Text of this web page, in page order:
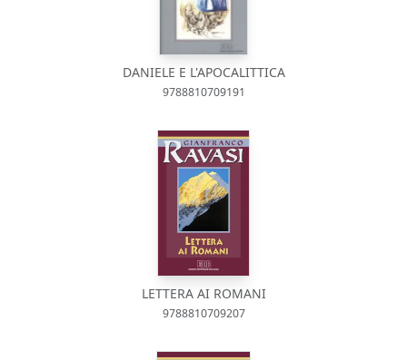
DANIELE E L'APOCALITTICA
9788810709191
LETTERA AI ROMANI
9788810709207